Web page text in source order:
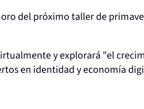
del próximo taller de
y explorará "el
en identidad y economía